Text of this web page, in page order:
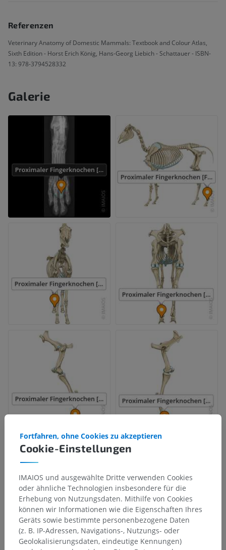
Referenzen
Veterinary Anatomy of Domestic Mammals: Textbook and Colour Atlas,
Sixth Edition - Horst Erich König, Hans-Georg Liebich - Schattauer - ISBN-
13: 978-3794528332
Galerie
Cookie-Einstellungen
Fortfahren, ohne Cookies zu akzeptieren
IMAIOS und ausgewählte Dritte verwenden Cookies
oder ähnliche Technologien insbesondere für die
Erhebung von Nutzungsdaten. Mithilfe von Cookies
können wir Informationen wie die Eigenschaften Ihres
Geräts sowie bestimmte personenbezogene Daten
(z. B. IP-Adressen, Navigations-, Nutzungs- oder
Geolokalisierungsdaten, eindeutige Kennungen)